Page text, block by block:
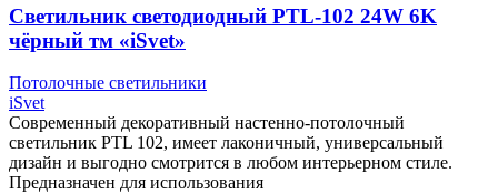
Cветильник светодиодный PTL-102 24W 6K
чёрный тм «iSvet»
Потолочные светильники
iSvet
Современный декоративный настенно-потолочный
светильник PTL 102, имеет лаконичный, универсальный
дизайн и выгодно смотрится в любом интерьерном стиле.
Предназначен для использования